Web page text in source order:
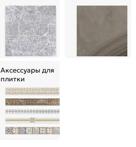
Аксессуары для
плитки